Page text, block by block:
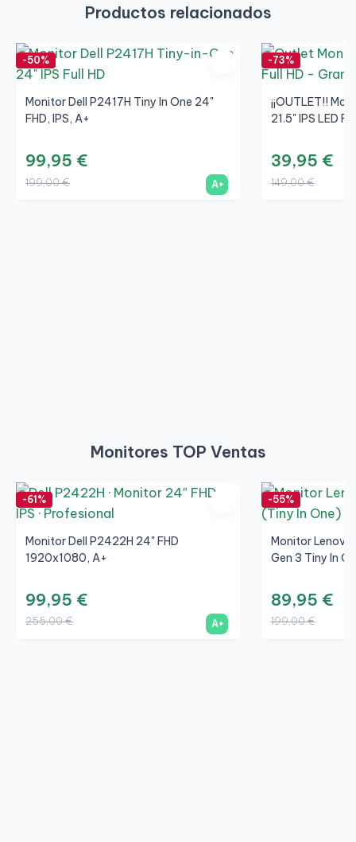
Productos relacionados
-50%
Monitor Dell P2417H Tiny In One 24"
FHD, IPS, A+
99,95 €
199,00 € A+
-73%
¡¡OUTLET!!
21.5" IPS LED
39,95 €
149,00 €
Monitores TOP Ventas
-61%
Monitor Dell P2422H 24" FHD
1920x1080, A+
99,95 €
255,00 € A+
-55%
Monitor Lenovo
Gen 3 Tiny In
89,95 €
199,00 €